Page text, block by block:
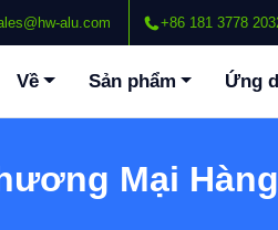
alu.com +86 181 3778
Về Sản phẩm Ứng
Mại Hàng